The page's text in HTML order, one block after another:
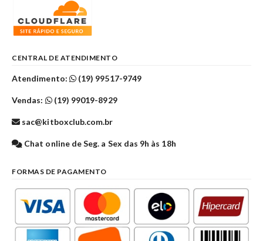
CENTRAL DE ATENDIMENTO
Atendimento: (19) 99517-9749
Vendas: (19) 99019-8929
sac@kitboxclub.com.br
Chat online de Seg. a Sex das 9h às 18h
FORMAS DE PAGAMENTO